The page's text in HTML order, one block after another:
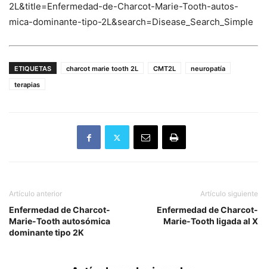
2L&title=Enfermedad-de-Charcot-Marie-Tooth-autos-
mica-dominante-tipo-2L&search=Disease_Search_Simple
ETIQUETAS charcot marie tooth 2L CMT2L
neuropatía
terapias
Artículo anterior
Enfermedad de Charcot-
Marie-Tooth autosómica
dominante tipo 2K
Artículo siguiente
Enfermedad de Charcot-
Marie-Tooth ligada al X